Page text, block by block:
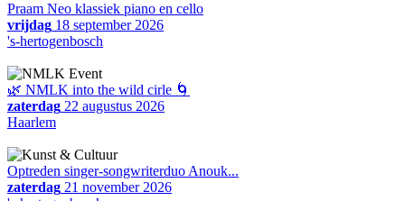
Praam Neo klassiek piano en cello
vrijdag 18 september 2026
's-hertogenbosch
🌿 NMLK into the wild cirle 🌀
zaterdag 22 augustus 2026
Haarlem
Optreden singer-songwriterduo Anouk...
zaterdag 21 november 2026